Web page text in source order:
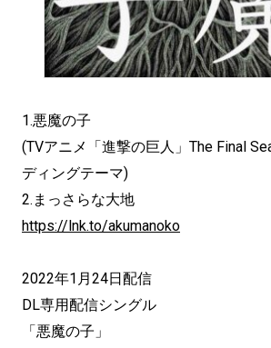
1.悪魔の子
(TVアニメ「進撃の巨人」The Final
ディングテーマ)
2.まっさらな大地
https://lnk.to/akumanoko
2022年1月24日配信
DL専用配信シングル
「悪魔の子」